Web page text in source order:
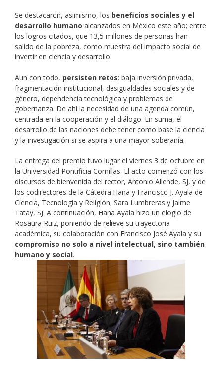
Se destacaron, asimismo, los beneficios sociales y el
desarrollo humano alcanzados en México este año; entre
los logros citados, que 13,5 millones de personas han
salido de la pobreza, como muestra del impacto social de
invertir en ciencia y desarrollo.
Aun con todo, persisten retos: baja inversión privada,
fragmentación institucional, desigualdades sociales y de
género, dependencia tecnológica y problemas de
gobernanza. De ahí la necesidad de una agenda común,
centrada en la cooperación y el diálogo. En suma, el
desarrollo de las naciones debe tener como base la ciencia
y la investigación si se aspira a una mayor soberanía.
La entrega del premio tuvo lugar el viernes 3 de octubre en
la Universidad Pontificia Comillas. El acto comenzó con los
discursos de bienvenida del rector, Antonio Allende, SJ, y de
los codirectores de la Cátedra Hana y Francisco J. Ayala de
Ciencia, Tecnología y Religión, Sara Lumbreras y Jaime
Tatay, SJ. A continuación, Hana Ayala hizo un elogio de
Rosaura Ruiz, poniendo de relieve su trayectoria
académica, su colaboración con Francisco José Ayala y su
compromiso no solo a nivel intelectual, sino también
humano y social.